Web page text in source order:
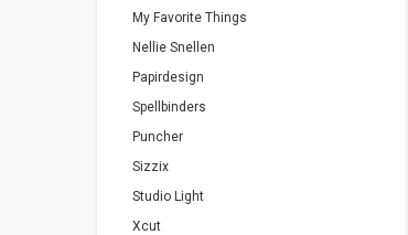
My Favorite Things
Nellie Snellen
Papirdesign
Spellbinders
Puncher
Sizzix
Studio Light
Xcut